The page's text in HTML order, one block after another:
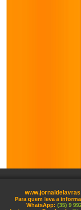
Para quem leva a
WhatsApp: (35) 9